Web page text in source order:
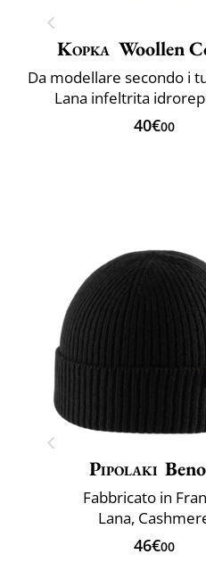
Kopka Woollen
Da modellare secondo i
Lana infeltrita
40€00
Pipolaki
Fabbricato in
Lana,
46€00